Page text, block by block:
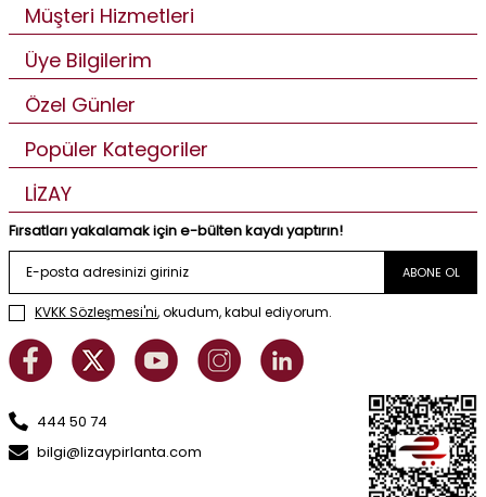
Müşteri Hizmetleri
Üye Bilgilerim
Özel Günler
Popüler Kategoriler
LİZAY
Fırsatları yakalamak için e-bülten kaydı yaptırın!
ABONE OL
KVKK Sözleşmesi'ni, okudum, kabul ediyorum.
444 50 74
bilgi@lizaypirlanta.com